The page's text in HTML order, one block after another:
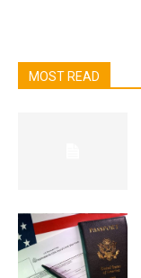
MOST READ